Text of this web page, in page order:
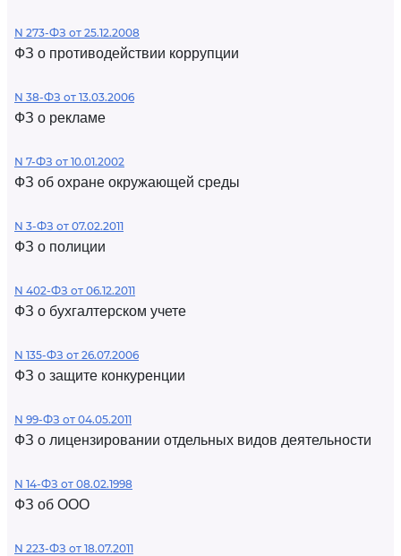
N 273-ФЗ от 25.12.2008
ФЗ о противодействии коррупции
N 38-ФЗ от 13.03.2006
ФЗ о рекламе
N 7-ФЗ от 10.01.2002
ФЗ об охране окружающей среды
N 3-ФЗ от 07.02.2011
ФЗ о полиции
N 402-ФЗ от 06.12.2011
ФЗ о бухгалтерском учете
N 135-ФЗ от 26.07.2006
ФЗ о защите конкуренции
N 99-ФЗ от 04.05.2011
ФЗ о лицензировании отдельных видов деятельности
N 14-ФЗ от 08.02.1998
ФЗ об ООО
N 223-ФЗ от 18.07.2011